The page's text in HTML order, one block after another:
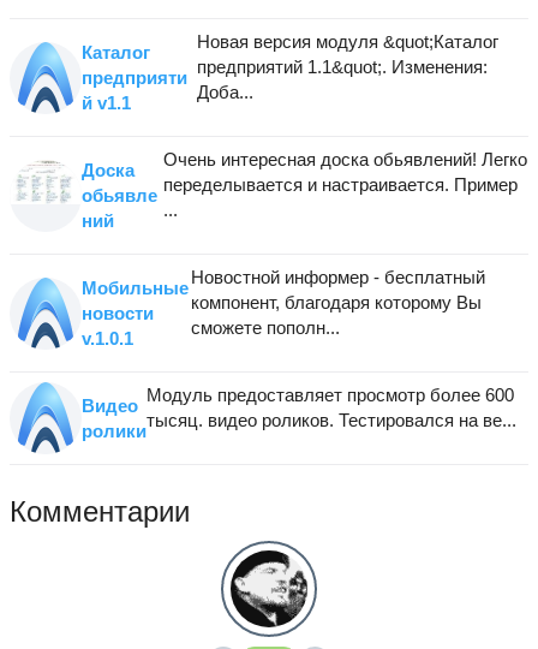
Каталог
предприяти
й v1.1
Новая версия модуля &quot;Каталог
предприятий 1.1&quot;. Изменения:
Доба...
Доска
обьявле
ний
Очень интересная доска обьявлений! Легко
переделывается и настраивается. Пример
...
Мобильные
новости
v.1.0.1
Новостной информер - бесплатный
компонент, благодаря которому Вы
сможете пополн...
Видео
ролики
Модуль предоставляет просмотр более 600
тысяц. видео роликов. Тестировался на ве...
Комментарии